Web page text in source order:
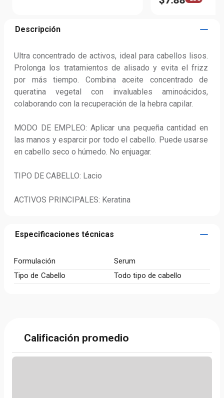
Descripción
Ultra concentrado de activos, ideal para cabellos lisos.
Prolonga los tratamientos de alisado y evita el frizz
por más tiempo. Combina aceite concentrado de
queratina vegetal con invaluables aminoácidos,
colaborando con la recuperación de la hebra capilar.
MODO DE EMPLEO: Aplicar una pequeña cantidad en
las manos y esparcir por todo el cabello. Puede usarse
en cabello seco o húmedo. No enjuagar.
TIPO DE CABELLO: Lacio
ACTIVOS PRINCIPALES: Keratina
Especificaciones técnicas
Formulación
Serum
Tipo de Cabello
Todo tipo de cabello
Calificación promedio